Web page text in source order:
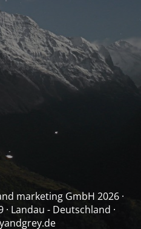
marketing GmbH 2026 ·
· Landau - Deutschland ·